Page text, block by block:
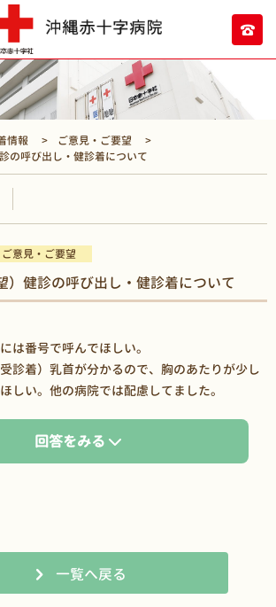
情報
ご意見・ご要望
の呼び出し・健診着について
ご意見・ご要望
）健診の呼び出し・健診着について
は番号で呼んでほしい。
診着）乳首が分かるので、胸のあたりが少し
しい。他の病院では配慮してました。
回答をみる
一覧へ戻る